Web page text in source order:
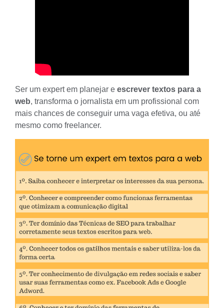
Ser um expert em planejar e escrever textos para a
web, transforma o jornalista em um profissional com
mais chances de conseguir uma vaga efetiva, ou até
mesmo como freelancer.